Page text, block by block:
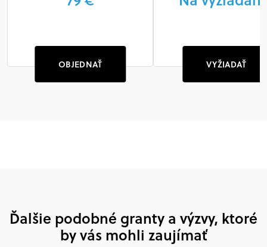
OBJEDNAŤ VYŽIADAŤ
Ďalšie podobné granty a výzvy, ktoré
by vás mohli zaujímať